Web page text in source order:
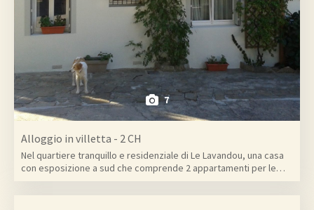
7
Alloggio in villetta - 2 CH
Nel quartiere tranquillo e residenziale di Le Lavandou, una casa
con esposizione a sud che comprende 2 appartamenti per le…